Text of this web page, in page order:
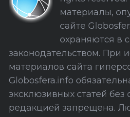
С
а
а
материалы,
сайте
охраняются в
законодательством. При
материалов сайта
Globosfera.info
эксклюзивных статей без
редакцией запрещена.